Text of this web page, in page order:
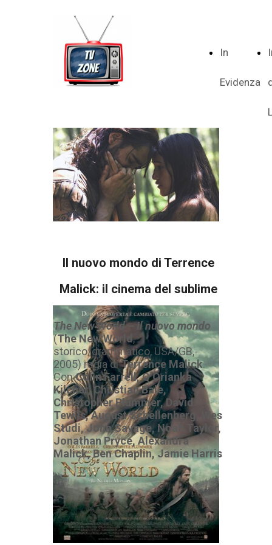
In
Evidenza
Il nuovo mondo di Terrence
Malick: il cinema del sublime
The New World – Il nuovo mondo
(The New World,
storico/drammatico, USA/GB,
2005) regia diTerrence Malick.
ConColin Farrell, Q’Orianka
Kilcher, Christian Bale,
Christopher Plummer, David
Tewlis, August Schellenberg, Wes
Studi, John Savage, Noah Taylor,
Jonathan Pryce, Alexandra
Malick, Ben Chaplin, Jamie Harris